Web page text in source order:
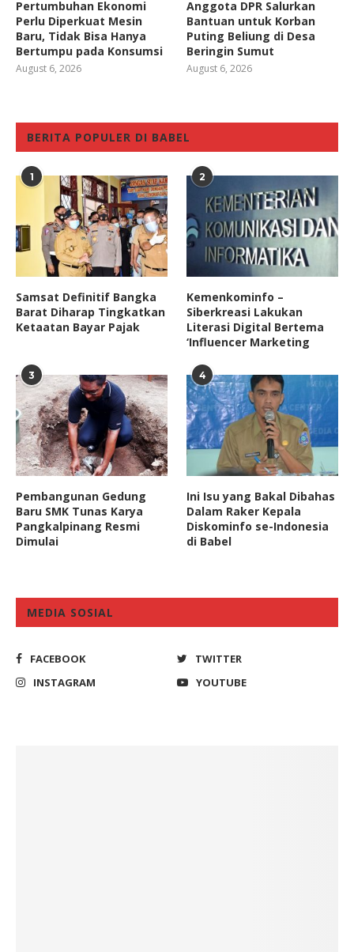
Pertumbuhan Ekonomi
Perlu Diperkuat Mesin
Baru, Tidak Bisa Hanya
Bertumpu pada Konsumsi
August 6, 2026
Anggota DPR Salurkan
Bantuan untuk Korban
Puting Beliung di Desa
Beringin Sumut
August 6, 2026
BERITA POPULER DI BABEL
1
Samsat Definitif Bangka
Barat Diharap Tingkatkan
Ketaatan Bayar Pajak
2
Kemenkominfo –
Siberkreasi Lakukan
Literasi Digital Bertema
‘Influencer Marketing
3
Pembangunan Gedung
Baru SMK Tunas Karya
Pangkalpinang Resmi
Dimulai
4
Ini Isu yang Bakal Dibahas
Dalam Raker Kepala
Diskominfo se-Indonesia
di Babel
MEDIA SOSIAL
FACEBOOK
TWITTER
INSTAGRAM
YOUTUBE